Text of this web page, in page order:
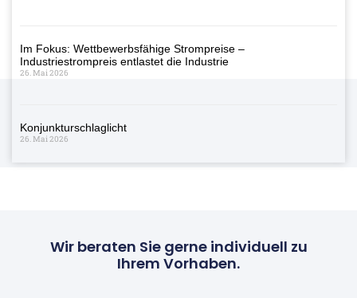
Im Fokus: Wettbewerbsfähige Strompreise –
Industriestrompreis entlastet die Industrie
26. Mai 2026
Konjunkturschlaglicht
26. Mai 2026
Wir beraten Sie gerne individuell zu
Ihrem Vorhaben.